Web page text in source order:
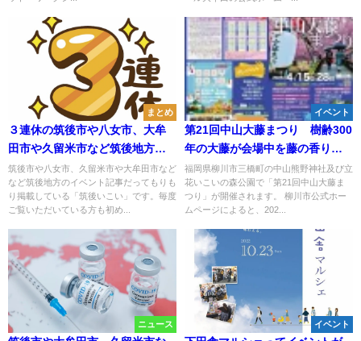
まとめ
３連休の筑後市や八女市、大牟
田市や久留米市など筑後地方の
イベント情報（2月23日～25日）
筑後市や八女市、久留米市や大牟田市など
など筑後地方のイベント記事だってもりも
り掲載している「筑後いこい」です。毎度
ご覧いただいている方も初め...
イベント
第21回中山大藤まつり 樹齢300
年の大藤が会場中を藤の香りで
包む（柳川市）
福岡県柳川市三橋町の中山熊野神社及び立
花いこいの森公園で「第21回中山大藤ま
つり」が開催されます。 柳川市公式ホー
ムページによると、202...
ニュース イベント